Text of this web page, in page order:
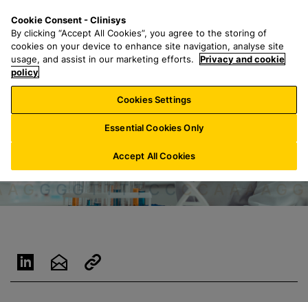
l
a
r
h
f
o
:
n
u
Cookie Consent - Clinisys
By clicking “Accept All Cookies”, you agree to the storing of
cookies on your device to enhance site navigation, analyse site
usage, and assist in our marketing efforts.
Privacy and cookie
policy
Cookies Settings
Essential Cookies Only
Accept All Cookies